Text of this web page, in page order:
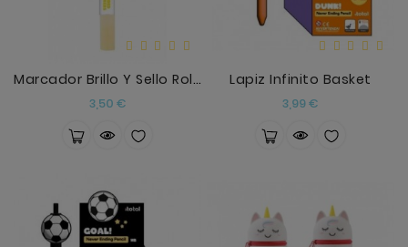
Marcador Brillo Y Sello Rolon Amarillo
3,50 €Precio
Lapiz Infinito Basket
3,99 €